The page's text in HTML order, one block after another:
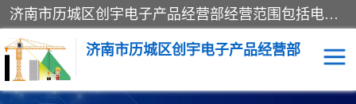
济南市历城区创宇电子产品经营部经营范围包括电子产品、起重机械配件、电气设备、仪器仪表、配电箱、监控设备的批发、零售；配电箱、仪器仪表（不含计量器）、工业自动化设备（不含特种设备、电力设备）的安装、维修。（依法须经批准的项目，经相关部门批准后方可开展经营活动）。
济南市历城区创宇电子产品经营部